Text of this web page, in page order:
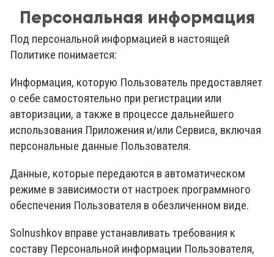
Персональная информация
Под персональной информацией в настоящей
Политике понимается:
Информация, которую Пользователь предоставляет
о себе самостоятельно при регистрации или
авторизации, а также в процессе дальнейшего
использования Приложения и/или Сервиса, включая
персональные данные Пользователя.
Данные, которые передаются в автоматическом
режиме в зависимости от настроек программного
обеспечения Пользователя в обезличенном виде.
Solnushkov вправе устанавливать требования к
составу Персональной информации Пользователя,